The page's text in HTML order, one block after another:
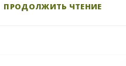
ПРОДОЛЖИТЬ ЧТЕНИЕ